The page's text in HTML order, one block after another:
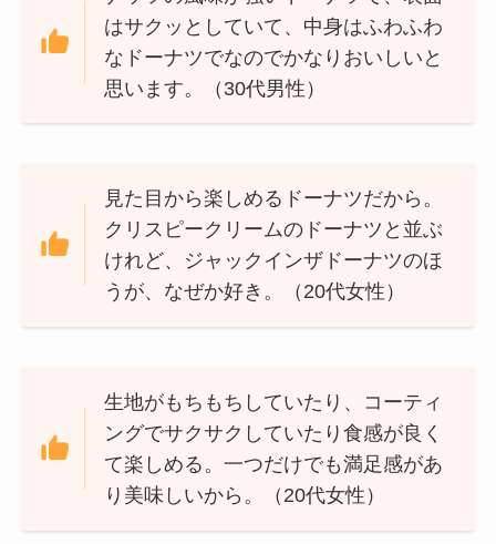
はサクッとしていて、中身はふわふわ
なドーナツでなのでかなりおいしいと
思います。（30代男性）
見た目から楽しめるドーナツだから。
クリスピークリームのドーナツと並ぶ
けれど、ジャックインザドーナツのほ
うが、なぜか好き。（20代女性）
生地がもちもちしていたり、コーティ
ングでサクサクしていたり食感が良く
て楽しめる。一つだけでも満足感があ
り美味しいから。（20代女性）